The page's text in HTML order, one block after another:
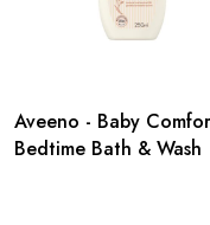
Aveeno - Baby
Bedtime Bath & Wash